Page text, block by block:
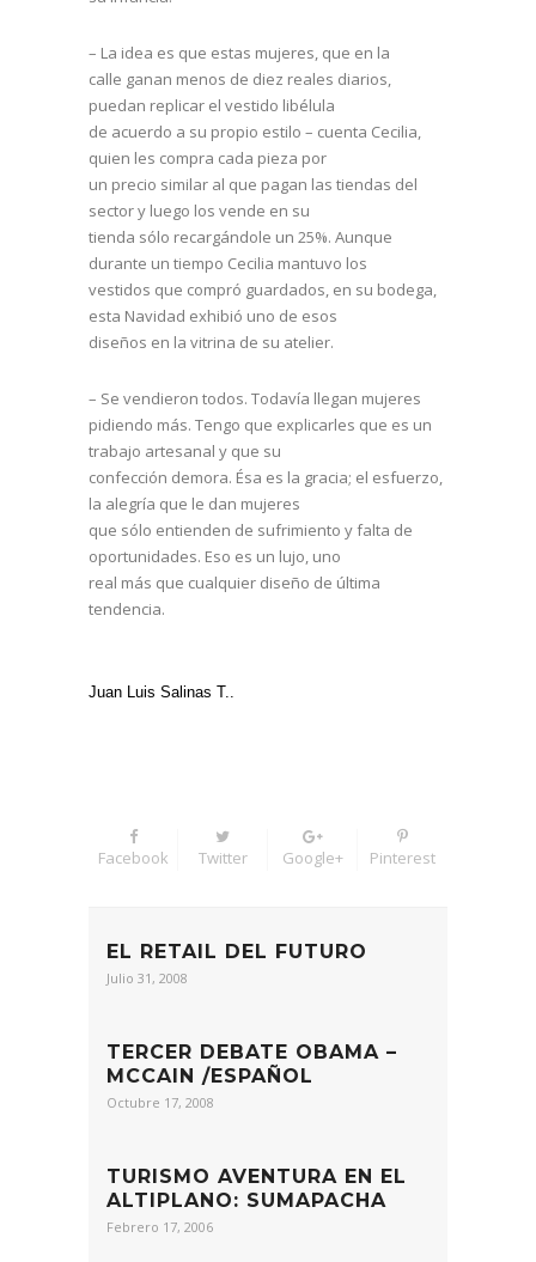
– La idea es que estas mujeres, que en la
calle ganan menos de diez reales diarios,
puedan replicar el vestido libélula
de acuerdo a su propio estilo – cuenta Cecilia,
quien les compra cada pieza por
un precio similar al que pagan las tiendas del
sector y luego los vende en su
tienda sólo recargándole un 25%. Aunque
durante un tiempo Cecilia mantuvo los
vestidos que compró guardados, en su bodega,
esta Navidad exhibió uno de esos
diseños en la vitrina de su atelier.
– Se vendieron todos. Todavía llegan mujeres
pidiendo más. Tengo que explicarles que es un
trabajo artesanal y que su
confección demora. Ésa es la gracia; el esfuerzo,
la alegría que le dan mujeres
que sólo entienden de sufrimiento y falta de
oportunidades. Eso es un lujo, uno
real más que cualquier diseño de última
tendencia.
Juan Luis Salinas T..
Facebook Twitter Google+ Pinterest
EL RETAIL DEL FUTURO
Julio 31, 2008
TERCER DEBATE OBAMA –
MCCAIN /ESPAÑOL
Octubre 17, 2008
TURISMO AVENTURA EN EL
ALTIPLANO: SUMAPACHA
Febrero 17, 2006